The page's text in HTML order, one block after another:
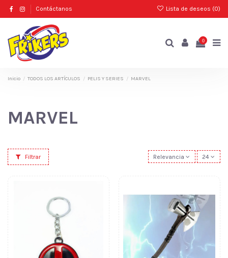
Contáctanos Lista de deseos (0)
0
Inicio TODOS LOS ARTÍCULOS PELIS Y SERIES MARVEL
MARVEL
Filtrar Relevancia 24